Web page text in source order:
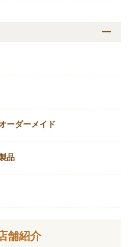
ーダーメイド
品
舗紹介